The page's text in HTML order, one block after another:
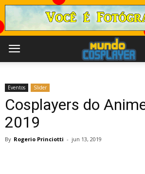
Eventos Slider
Cosplayers do
2019
By Rogerio Princiotti - jun 13, 2019